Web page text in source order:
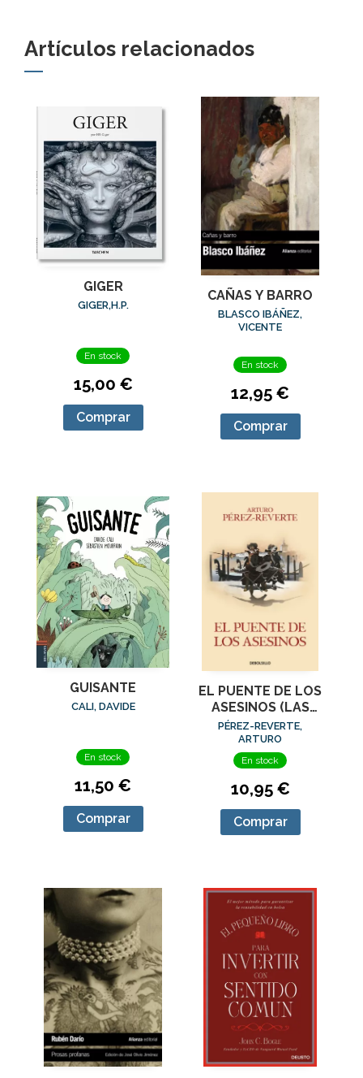
Artículos relacionados
GIGER
GIGER,H.P.
En stock
15,00 €
Comprar
CAÑAS Y BARRO
BLASCO IBÁÑEZ,
VICENTE
En stock
12,95 €
Comprar
GUISANTE
CALI, DAVIDE
En stock
11,50 €
Comprar
EL PUENTE DE LOS
ASESINOS (LAS
AVENTURAS DEL
CAPITÁN
ALATRISTE 7)
PÉREZ-REVERTE,
ARTURO
En stock
10,95 €
Comprar